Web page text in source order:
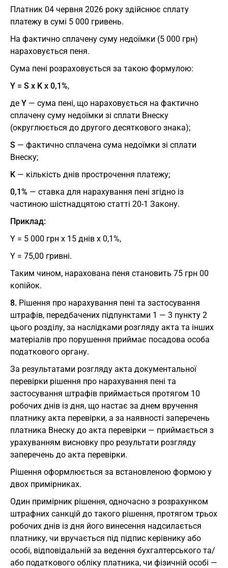
Платник 04 червня 2026 року здійснює сплату
платежу в сумі 5 000 гривень.
На фактично сплачену суму недоїмки (5 000 грн)
нараховується пеня.
Сума пені розраховується за такою формулою:
Y = S х K х 0,1%,
де Y — сума пені, що нараховується на фактично
сплачену суму недоїмки зі сплати Внеску
(округлюється до другого десяткового знака);
S — фактично сплачена сума недоїмки зі сплати
Внеску;
K — кількість днів прострочення платежу;
0,1% — ставка для нарахування пені згідно із
частиною шістнадцятою статті 20-1 Закону.
Приклад:
Y = 5 000 грн х 15 днів х 0,1%,
Y = 75,00 гривні.
Таким чином, нарахована пеня становить 75 грн 00
копійок.
8. Рішення про нарахування пені та застосування
штрафів, передбачених підпунктами 1 — 3 пункту 2
цього розділу, за наслідками розгляду акта та інших
матеріалів про порушення приймає посадова особа
податкового органу.
За результатами розгляду акта документальної
перевірки рішення про нарахування пені та
застосування штрафів приймається протягом 10
робочих днів із дня, що настає за днем вручення
платнику акта перевірки, а за наявності заперечень
платника Внеску до акта перевірки — приймається з
урахуванням висновку про результати розгляду
заперечень до акта перевірки.
Рішення оформлюється за встановленою формою у
двох примірниках.
Один примірник рішення, одночасно з розрахунком
штрафних санкцій до такого рішення, протягом трьох
робочих днів із дня його винесення надсилається
платнику, чи вручається під підпис керівнику або
особі, відповідальній за ведення бухгалтерського та/
або податкового обліку платника, чи фізичній особі —